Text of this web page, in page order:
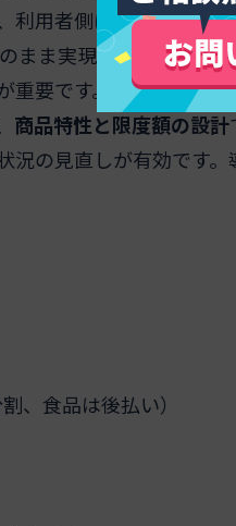
用者側は本人確認や
まま実現するのではな
要です。家電やECの
商品特性と限度額の設計
況の見直しが有効です
割、食品は後払い）